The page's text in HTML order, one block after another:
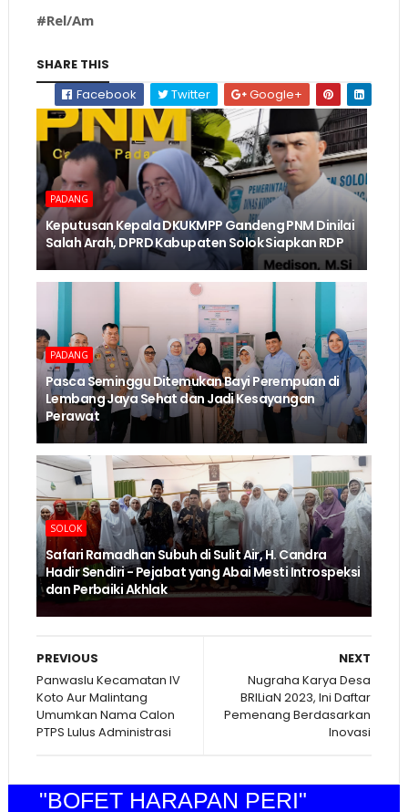
#Rel/Am
SHARE THIS
Facebook
Twitter Google+
PADANG
Keputusan Kepala DKUKMPP Gandeng PNM Dinilai
Salah Arah, DPRD Kabupaten Solok Siapkan RDP
PADANG
Pasca Seminggu Ditemukan Bayi Perempuan di
Lembang Jaya Sehat dan Jadi Kesayangan
Perawat
SOLOK
Safari Ramadhan Subuh di Sulit Air, H. Candra
Hadir Sendiri - Pejabat yang Abai Mesti Introspeksi
dan Perbaiki Akhlak
NEXT
Nugraha Karya Desa
BRILiaN 2023, Ini Daftar
Pemenang Berdasarkan
Inovasi
PREVIOUS
Panwaslu Kecamatan IV
Koto Aur Malintang
Umumkan Nama Calon
PTPS Lulus Administrasi
"BOFET HARAPAN PERI"